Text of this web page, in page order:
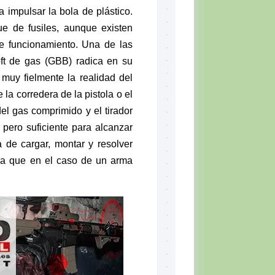
impulsar la bola de plástico.
de fusiles, aunque existen
funcionamiento. Una de las
de gas (GBB) radica en su
fielmente la realidad del
la corredera de la pistola o el
gas comprimido y el tirador
suficiente para alcanzar
de cargar, montar y resolver
que en el caso de un arma